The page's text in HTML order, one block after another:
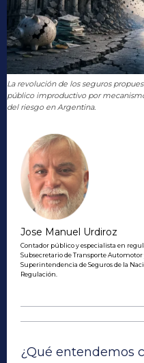
La revolución de los seguros
público improductivo por
del riesgo en Argentina.
Jose Manuel Urdiroz
Contador público y especialista en
Subsecretario de Transporte
Superintendencia de Seguros de la
Regulación.
¿Qué entendemos